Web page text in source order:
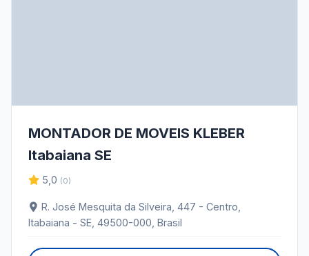
MONTADOR DE MOVEIS KLEBER
Itabaiana SE
5,0 (0)
R. José Mesquita da Silveira, 447 - Centro,
Itabaiana - SE, 49500-000, Brasil